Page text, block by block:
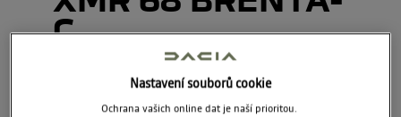
C
Nastavení souborů cookie
Ochrana vašich online dat je naší prioritou.